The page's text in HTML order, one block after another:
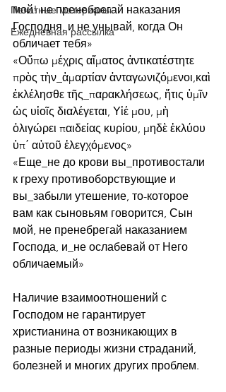
Печатные материалы
Ежедневная рассылка
мой! не пренебрегай наказания
Господня, и не унывай, когда Он
обличает тебя»
«Οὔπω μέχρις αἵματος ἀντικατέστητε
πρὸς τὴν_ἁμαρτίαν ἀνταγωνιζόμενοι,καὶ
ἐκλέλησθε τῆς_παρακλήσεως, ἥτις ὑμῖν
ὡς υἱοῖς διαλέγεται, Υἱέ μου, μὴ
ὀλιγώρει παιδείας κυρίου, μηδὲ ἐκλύου
ὑπ΄ αὐτοῦ ἐλεγχόμενος»
«Еще_не до крови вы_противостали
к греху противоборствующие и
вы_забыли утешение, то-которое
вам как сыновьям говорится, Сын
мой, не пренебрегай наказанием
Господа, и_не ослабевай от Него
обличаемый»
Наличие взаимоотношений с
Господом не гарантирует
христианина от возникающих в
разные периоды жизни страданий,
болезней и многих других проблем.